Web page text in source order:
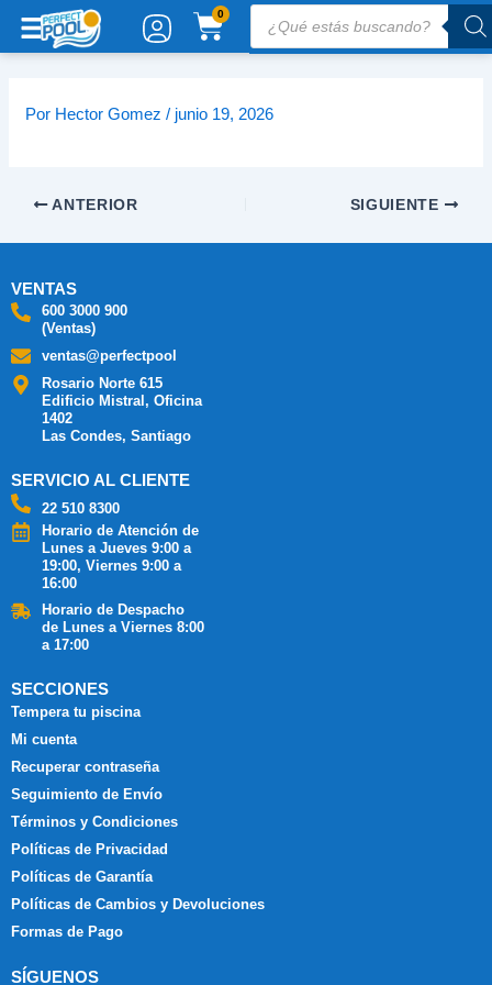
0
CARRITO
productos
Por Hector Gomez/ junio 19, 2026
ANTERIOR SIGUIENTE
VENTAS
600 3000 900
(Ventas)
ventas@perfectpool
Rosario Norte 615
Edificio Mistral, Oficina
1402
Las Condes, Santiago
SERVICIO AL CLIENTE
22 510 8300
Horario de Atención de
Lunes a Jueves 9:00 a
19:00, Viernes 9:00 a
16:00
Horario de Despacho
de Lunes a Viernes 8:00
a 17:00
SECCIONES
Tempera tu piscina
Mi cuenta
Recuperar contraseña
Seguimiento de Envío
Términos y Condiciones
Políticas de Privacidad
Políticas de Garantía
Políticas de Cambios y Devoluciones
Formas de Pago
SÍGUENOS